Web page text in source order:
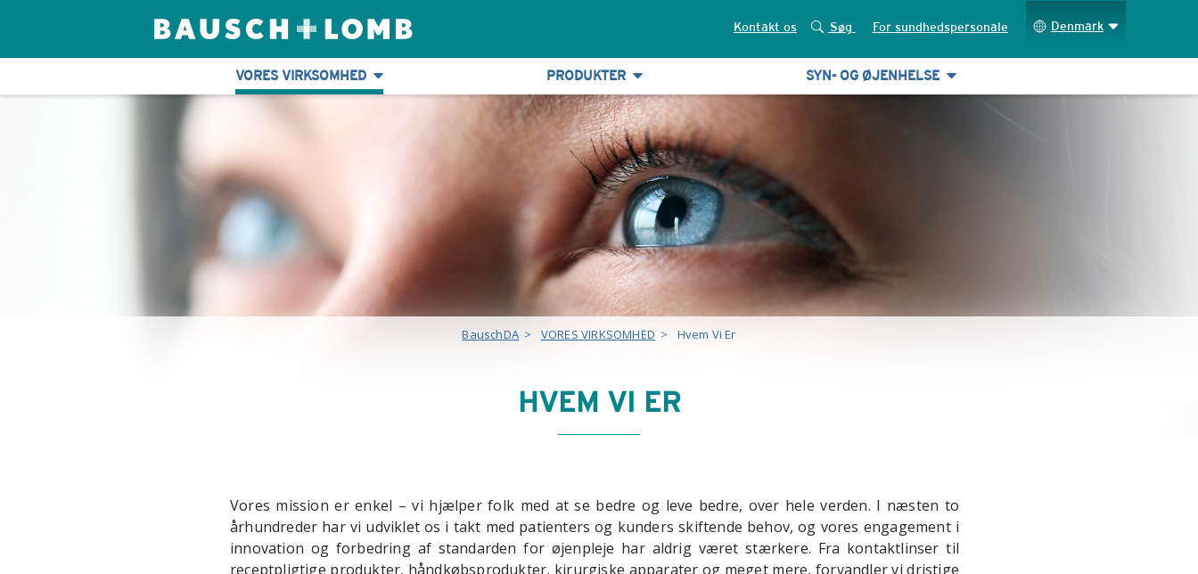
Kontakt os Søg For sundhedspersonale Denmark
VORES VIRKSOMHED PRODUKTER SYN- OG ØJENHELSE
BauschDA > VORES VIRKSOMHED > Hvem Vi Er
HVEM VI ER
Vores mission er enkel – vi hjælper folk med at se bedre og leve bedre, over hele verden. I næsten to
århundreder har vi udviklet os i takt med patienters og kunders skiftende behov, og vores engagement i
innovation og forbedring af standarden for øjenpleje har aldrig været stærkere. Fra kontaktlinser til
receptpligtige produkter, håndkøbsprodukter, kirurgiske apparater og meget mere, forvandler vi dristige